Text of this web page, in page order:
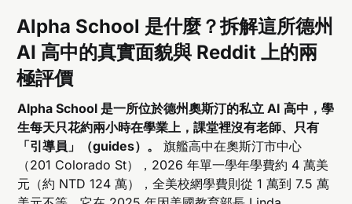
Alpha School 是什麼？拆解這所德州
AI 高中的真實面貌與 Reddit 上的兩
極評價
Alpha School 是一所位於德州奧斯汀的私立 AI 高中，學
生每天只花約兩小時在學業上，課堂裡沒有老師、只有
「引導員」（guides）。
旗艦高中在奧斯汀市中心
（201 Colorado St），2026 年單一學年學費約 4 萬美
元（約 NTD 124 萬），全美校網學費則從 1 萬到 7.5 萬